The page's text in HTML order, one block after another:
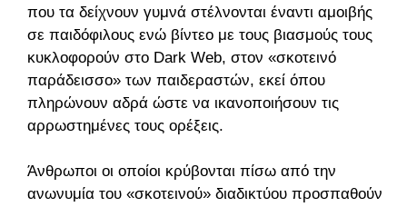
που τα δείχνουν γυμνά στέλνονται έναντι αμοιβής
σε παιδόφιλους ενώ βίντεο με τους βιασμούς τους
κυκλοφορούν στο Dark Web, στον «σκοτεινό
παράδεισσο» των παιδεραστών, εκεί όπου
πληρώνουν αδρά ώστε να ικανοποιήσουν τις
αρρωστημένες τους ορέξεις.
Άνθρωποι οι οποίοι κρύβονται πίσω από την
ανωνυμία του «σκοτεινού» διαδικτύου προσπαθούν